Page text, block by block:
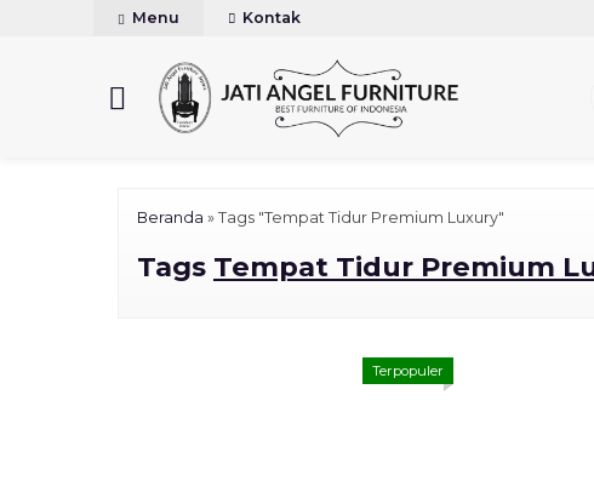
Menu Kontak
Beranda » Tags "Tempat Tidur Premium Luxury"
Tags Tempat Tidur Premium
Terpopuler